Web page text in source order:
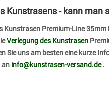
Kunstrasens - kann man
Kunstrasen Premium-Line 35mm
Verlegung des Kunstrasen
Sie uns am besten eine kurze
an info@kunstrasen-versand.de.